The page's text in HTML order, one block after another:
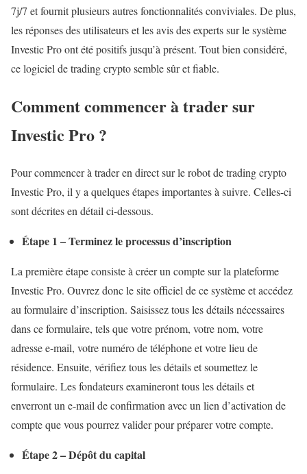
7j/7 et fournit plusieurs autres fonctionnalités conviviales. De plus,
les réponses des utilisateurs et les avis des experts sur le système
Investic Pro ont été positifs jusqu’à présent. Tout bien considéré,
ce logiciel de trading crypto semble sûr et fiable.
Comment commencer à trader sur
Investic Pro ?
Pour commencer à trader en direct sur le robot de trading crypto
Investic Pro, il y a quelques étapes importantes à suivre. Celles-ci
sont décrites en détail ci-dessous.
Étape 1 – Terminez le processus d’inscription
La première étape consiste à créer un compte sur la plateforme
Investic Pro. Ouvrez donc le site officiel de ce système et accédez
au formulaire d’inscription. Saisissez tous les détails nécessaires
dans ce formulaire, tels que votre prénom, votre nom, votre
adresse e-mail, votre numéro de téléphone et votre lieu de
résidence. Ensuite, vérifiez tous les détails et soumettez le
formulaire. Les fondateurs examineront tous les détails et
enverront un e-mail de confirmation avec un lien d’activation de
compte que vous pourrez valider pour préparer votre compte.
Étape 2 – Dépôt du capital